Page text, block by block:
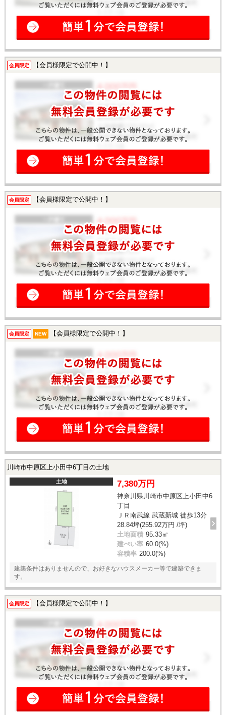
会員限定 【会員様限定で公開中！】
会員限定 【会員様限定で公開中！】
会員限定 NEW 【会員様限定で公開中！】
川崎市中原区上小田中6丁目の土地
土地 7,380万円
神奈川県川崎市中原区上小田中6
丁目
ＪＲ南武線 武蔵新城 徒歩13分
28.84坪(255.92万円 /坪)
土地面積 95.33㎡
建ぺい率 60.0(%)
容積率 200.0(%)
建築条件はありませんので、お好きなハウスメーカー等で建築できま
す。
会員限定 【会員様限定で公開中！】